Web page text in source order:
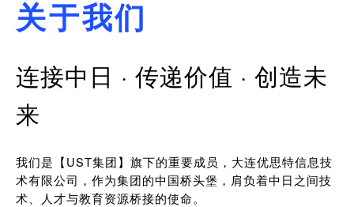
关于我们
连接中日 · 传递价值 · 创造未
来
我们是【UST集团】旗下的重要成员，大连优思特信息技
术有限公司，作为集团的中国桥头堡，肩负着中日之间技
术、人才与教育资源桥接的使命。